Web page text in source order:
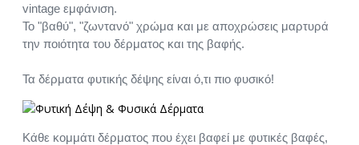
vintage εμφάνιση.
Το "βαθύ", "ζωντανό" χρώμα και με αποχρώσεις μαρτυρά
την ποιότητα του δέρματος και της βαφής.
Τα δέρματα φυτικής δέψης είναι ό,τι πιο φυσικό!
Κάθε κομμάτι δέρματος που έχει βαφεί με φυτικές βαφές,